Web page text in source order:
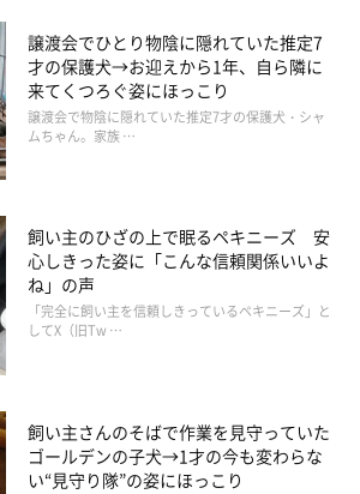
んへに対する想い
譲渡会でひとり物陰に隠れていた推定7
才の保護犬→お迎えから1年、自ら隣に
来てくつろぐ姿にほっこり
譲渡会で物陰に隠れていた推定7才の保護犬・シャ
ムちゃん。家族 …
飼い主のひざの上で眠るペキニーズ 安
心しきった姿に「こんな信頼関係いいよ
ね」の声
「完全に飼い主を信頼しきっているペキニーズ」と
してX（旧Tw …
飼い主さんのそばで作業を見守っていた
ゴールデンの子犬→1才の今も変わらな
い“見守り隊”の姿にほっこり